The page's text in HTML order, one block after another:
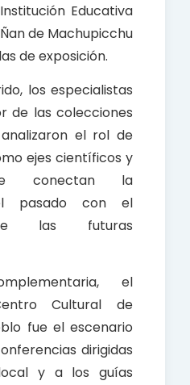
Educativa
de Machupicchu
de exposición.
los especialistas
de las colecciones
el rol de
ejes científicos y
conectan la
pasado con el
las futuras
el
Cultural de
fue el escenario
dirigidas
y a los guías